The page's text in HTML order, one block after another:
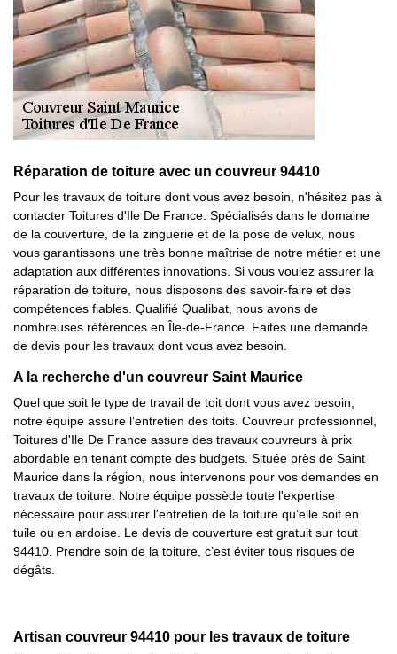
Réparation de toiture avec un couvreur 94410
Pour les travaux de toiture dont vous avez besoin, n'hésitez pas à
contacter Toitures d'Ile De France. Spécialisés dans le domaine
de la couverture, de la zinguerie et de la pose de velux, nous
vous garantissons une très bonne maîtrise de notre métier et une
adaptation aux différentes innovations. Si vous voulez assurer la
réparation de toiture, nous disposons des savoir-faire et des
compétences fiables. Qualifié Qualibat, nous avons de
nombreuses références en Île-de-France. Faites une demande
de devis pour les travaux dont vous avez besoin.
A la recherche d'un couvreur Saint Maurice
Quel que soit le type de travail de toit dont vous avez besoin,
notre équipe assure l’entretien des toits. Couvreur professionnel,
Toitures d'Ile De France assure des travaux couvreurs à prix
abordable en tenant compte des budgets. Située près de Saint
Maurice dans la région, nous intervenons pour vos demandes en
travaux de toiture. Notre équipe possède toute l'expertise
nécessaire pour assurer l'entretien de la toiture qu’elle soit en
tuile ou en ardoise. Le devis de couverture est gratuit sur tout
94410. Prendre soin de la toiture, c’est éviter tous risques de
dégâts.
Artisan couvreur 94410 pour les travaux de toiture